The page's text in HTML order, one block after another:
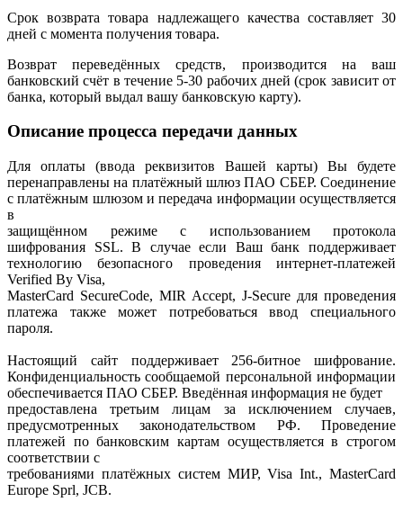
Срок возврата товара надлежащего качества составляет 30
дней с момента получения товара.
Возврат переведённых средств, производится на ваш
банковский счёт в течение 5-30 рабочих дней (срок зависит от
банка, который выдал вашу банковскую карту).
Описание процесса передачи данных
Для оплаты (ввода реквизитов Вашей карты) Вы будете
перенаправлены на платёжный шлюз ПАО СБЕР. Соединение
с платёжным шлюзом и передача информации осуществляется
в
защищённом режиме с использованием протокола
шифрования SSL. В случае если Ваш банк поддерживает
технологию безопасного проведения интернет-платежей
Verified By Visa,
MasterCard SecureCode, MIR Accept, J-Secure для проведения
платежа также может потребоваться ввод специального
пароля.
Настоящий сайт поддерживает 256-битное шифрование.
Конфиденциальность сообщаемой персональной информации
обеспечивается ПАО СБЕР. Введённая информация не будет
предоставлена третьим лицам за исключением случаев,
предусмотренных законодательством РФ. Проведение
платежей по банковским картам осуществляется в строгом
соответствии с
требованиями платёжных систем МИР, Visa Int., MasterCard
Europe Sprl, JCB.